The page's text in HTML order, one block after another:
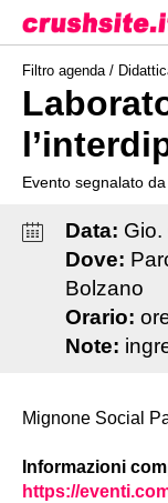
Filtro agenda /
Evento segnalato da
Data: Gio.
Dove:
Bolzano
Orario:
Note:
Mignone Social
Informazioni
https://